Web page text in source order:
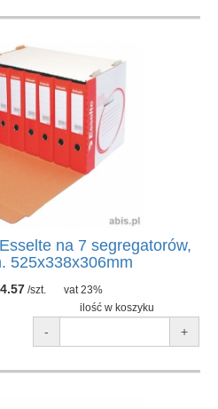
na 7 segregatorów,
525x338x306mm
/szt.
vat 23%
ilość w koszyku
- +